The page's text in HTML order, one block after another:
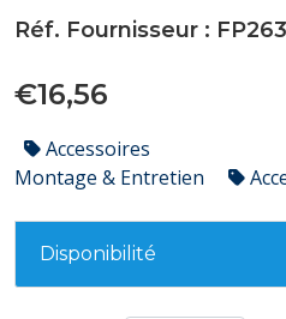
Réf. Fournisseur :
€16,56
Accessoires
Montage & Entretien
Disponibilité